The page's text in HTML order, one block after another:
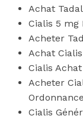
Achat
Cialis 5 mg
Acheter
Achat
Cialis
Acheter
Ordonnance
Cialis